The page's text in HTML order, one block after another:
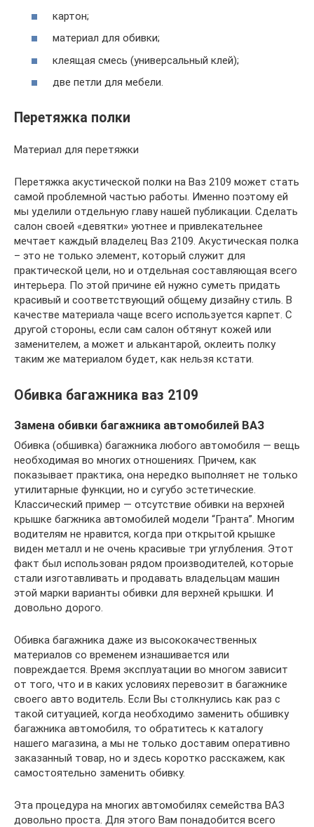
картон;
материал для обивки;
клеящая смесь (универсальный клей);
две петли для мебели.
Перетяжка полки
Материал для перетяжки
Перетяжка акустической полки на Ваз 2109 может стать
самой проблемной частью работы. Именно поэтому ей
мы уделили отдельную главу нашей публикации. Сделать
салон своей «девятки» уютнее и привлекательнее
мечтает каждый владелец Ваз 2109. Акустическая полка
– это не только элемент, который служит для
практической цели, но и отдельная составляющая всего
интерьера. По этой причине ей нужно суметь придать
красивый и соответствующий общему дизайну стиль. В
качестве материала чаще всего используется карпет. С
другой стороны, если сам салон обтянут кожей или
заменителем, а может и алькантарой, оклеить полку
таким же материалом будет, как нельзя кстати.
Обивка багажника ваз 2109
Замена обивки багажника автомобилей ВАЗ
Обивка (обшивка) багажника любого автомобиля — вещь
необходимая во многих отношениях. Причем, как
показывает практика, она нередко выполняет не только
утилитарные функции, но и сугубо эстетические.
Классический пример — отсутствие обивки на верхней
крышке багжника автомобилей модели “Гранта”. Многим
водителям не нравится, когда при открытой крышке
виден металл и не очень красивые три углубления. Этот
факт был использован рядом производителей, которые
стали изготавливать и продавать владельцам машин
этой марки варианты обивки для верхней крышки. И
довольно дорого.
Обивка багажника даже из высококачественных
материалов со временем изнашивается или
повреждается. Время эксплуатации во многом зависит
от того, что и в каких условиях перевозит в багажнике
своего авто водитель. Если Вы столкнулись как раз с
такой ситуацией, когда необходимо заменить обшивку
багажника автомобиля, то обратитесь к каталогу
нашего магазина, а мы не только доставим оперативно
заказанный товар, но и здесь коротко расскажем, как
самостоятельно заменить обивку.
Эта процедура на многих автомобилях семейства ВАЗ
довольно проста. Для этого Вам понадобится всего